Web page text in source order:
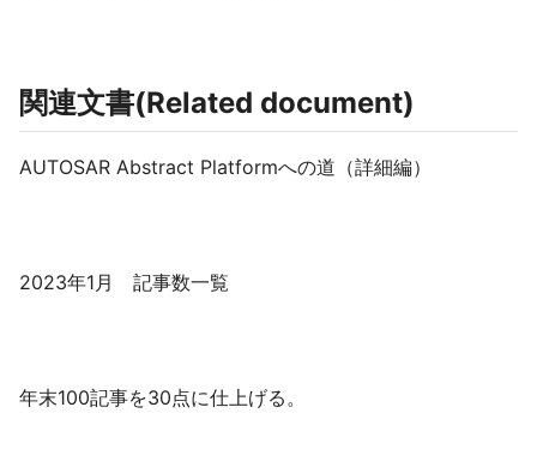
関連文書(Related document)
AUTOSAR Abstract Platformへの道（詳細編）
2023年1月 記事数一覧
年末100記事を30点に仕上げる。